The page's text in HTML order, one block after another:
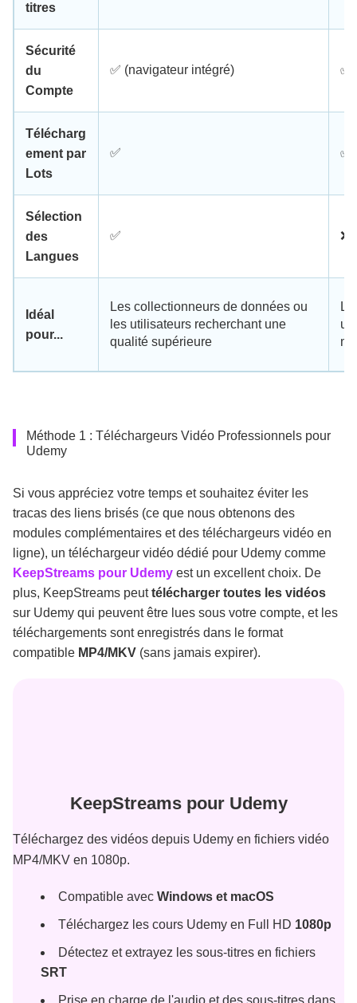
titres
Sécurité
du
Compte
✅ (navigateur intégré) ✅
Télécharg
ement par
Lots
✅ ✅
Sélection
des
Langues
✅ ❌
Idéal
pour...
Les collectionneurs de données ou
les utilisateurs recherchant une
qualité supérieure
Méthode 1 : Téléchargeurs Vidéo Professionnels pour
Udemy
Si vous appréciez votre temps et souhaitez éviter les
tracas des liens brisés (ce que nous obtenons des
modules complémentaires et des téléchargeurs vidéo en
ligne), un téléchargeur vidéo dédié pour Udemy comme
KeepStreams pour Udemy est un excellent choix. De
plus, KeepStreams peuttélécharger toutes les vidéos
sur Udemy qui peuvent être lues sous votre compte, et les
téléchargements sont enregistrés dans le format
compatible MP4/MKV (sans jamais expirer).
KeepStreams pour Udemy
Téléchargez des vidéos depuis Udemy en fichiers vidéo
MP4/MKV en 1080p.
Compatible avec Windows et macOS
Téléchargez les cours Udemy en Full HD 1080p
Détectez et extrayez les sous-titres en fichiers
SRT
Prise en charge de l'audio et des sous-titres dans